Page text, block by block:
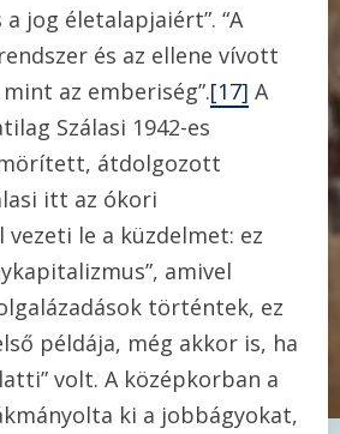
jog életalapjaiért”. “A
és az ellene vívott
az emberiség”.[17] A
Szálasi 1942-es
átdolgozott
itt az ókori
le a küzdelmet: ez
amivel
történtek, ez
példája, még akkor is, ha
volt. A középkorban a
ki a jobbágyokat,